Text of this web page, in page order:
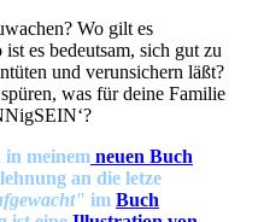
Wo gilt es
es bedeutsam, sich gut zu
und verunsichern läßt?
was für deine Familie
in meinem neuen Buch
an die letze
im Buch